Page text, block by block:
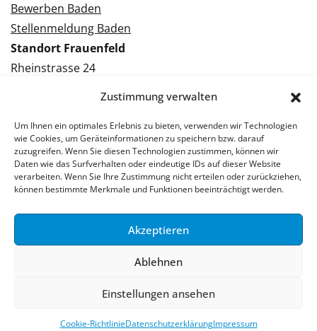
Zustimmung verwalten
Um Ihnen ein optimales Erlebnis zu bieten, verwenden wir Technologien
wie Cookies, um Geräteinformationen zu speichern bzw. darauf
zuzugreifen. Wenn Sie diesen Technologien zustimmen, können wir
Daten wie das Surfverhalten oder eindeutige IDs auf dieser Website
verarbeiten. Wenn Sie Ihre Zustimmung nicht erteilen oder zurückziehen,
können bestimmte Merkmale und Funktionen beeinträchtigt werden.
Akzeptieren
Ablehnen
Einstellungen ansehen
Cookie-RichtlinieDatenschutzerklärungImpressum
Bewerben Baden
Stellenmeldung Baden
Standort Frauenfeld
Rheinstrasse 24
Kontakt Frauenfeld
Bewerben Frauenfeld
Stellenmeldung Frauenfeld
© 2026 Stellenpartner AG
Datenschutzerklärung